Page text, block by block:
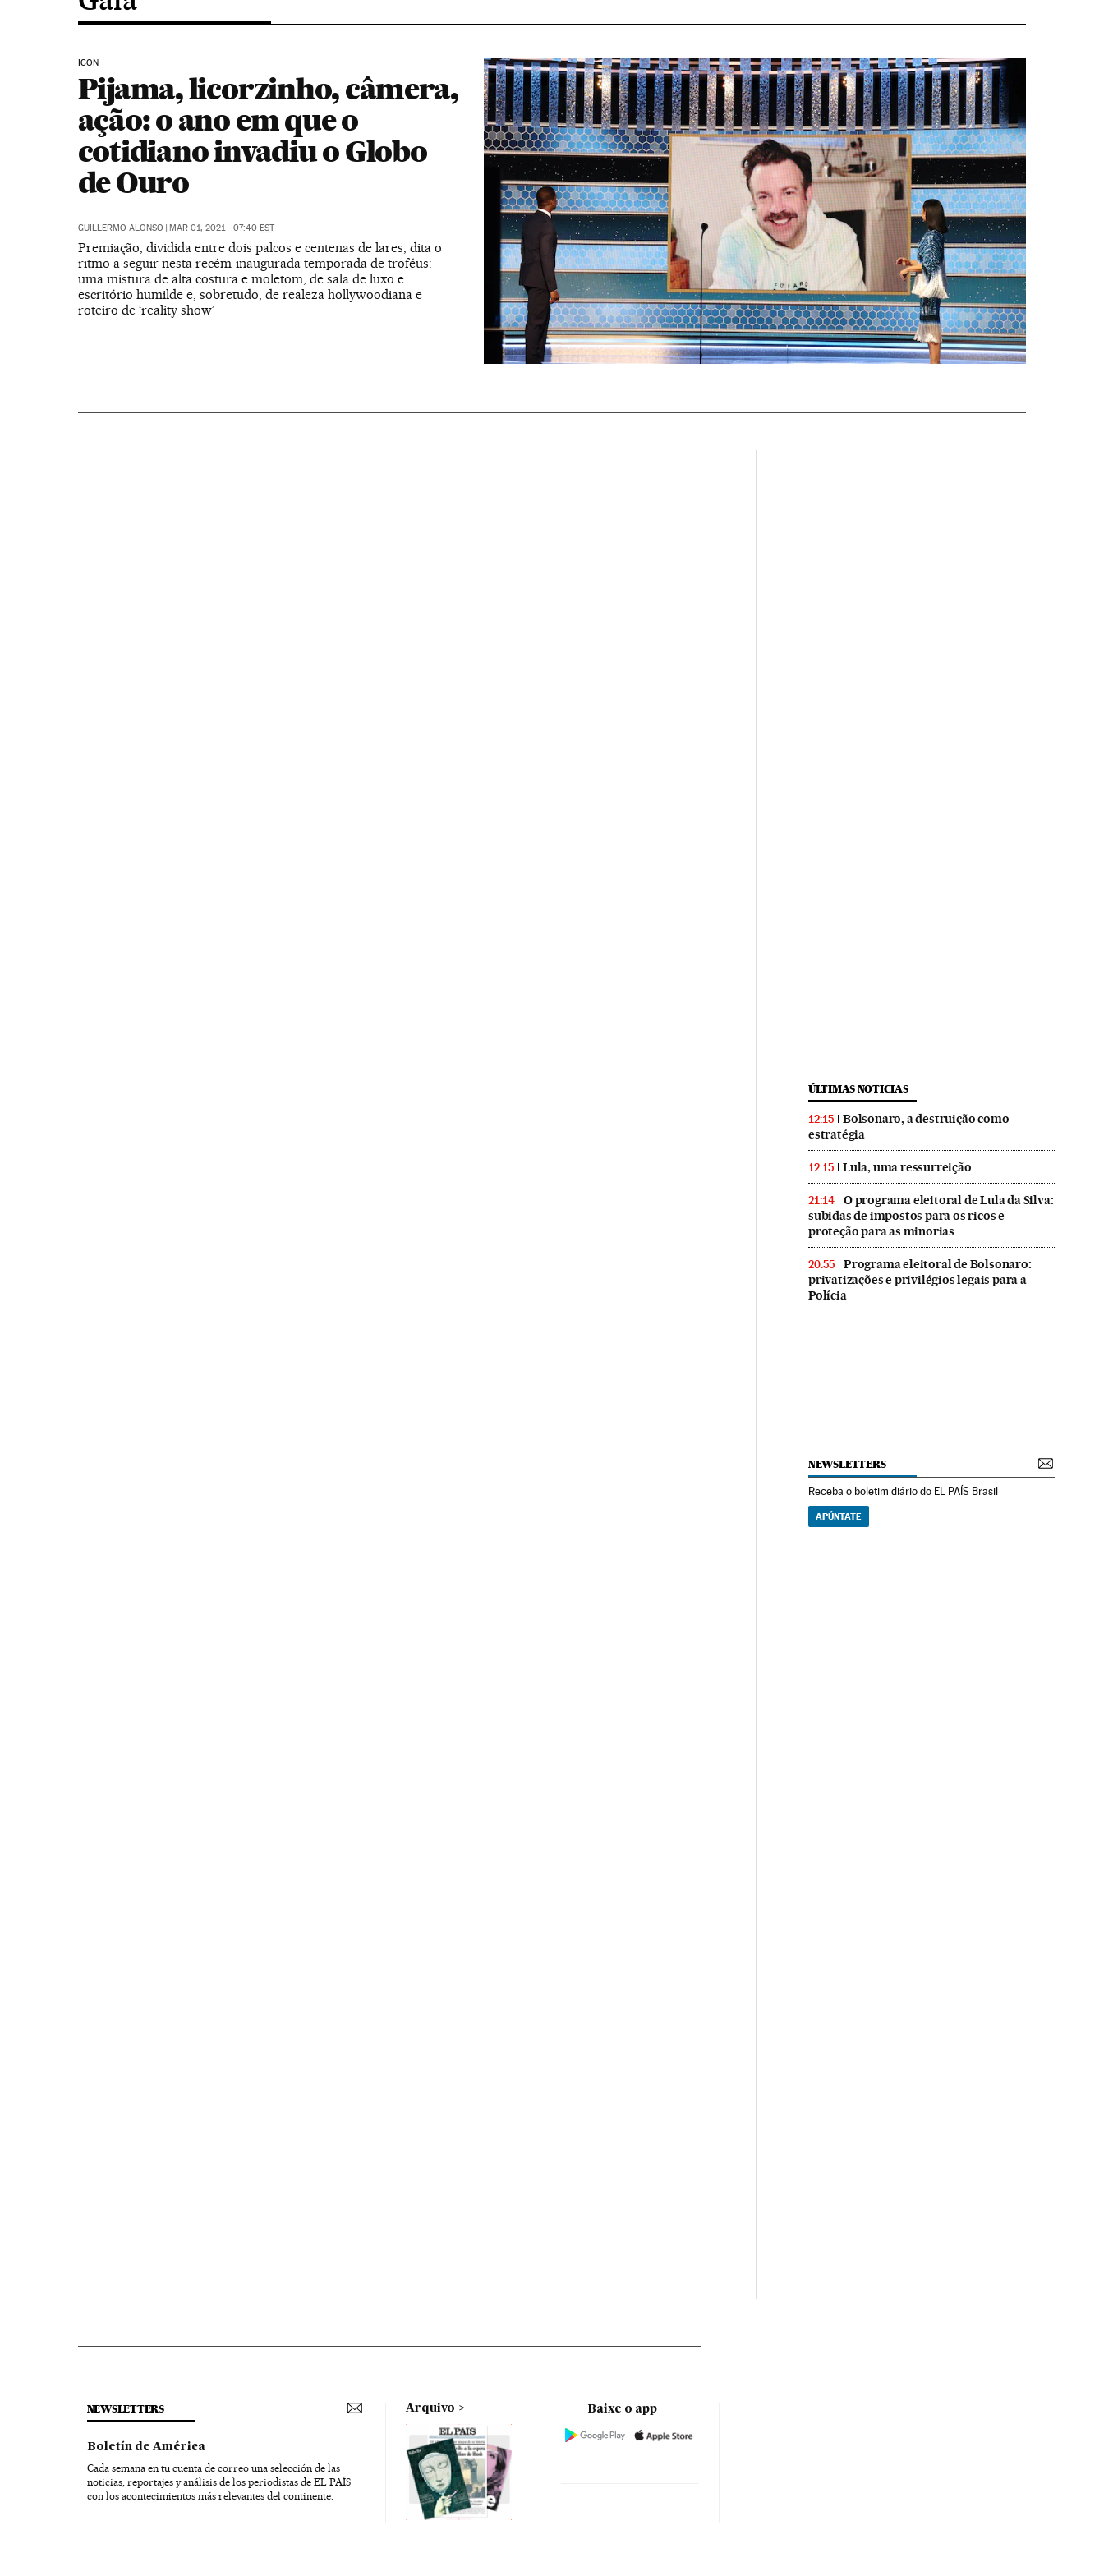
ICON
Pijama, licorzinho, câmera,
ação: o ano em que o
cotidiano invadiu o Globo
de Ouro
GUILLERMO ALONSO | MAR 01, 2021 - 07:40 EST
Premiação, dividida entre dois palcos e centenas de lares, dita o
ritmo a seguir nesta recém-inaugurada temporada de troféus:
uma mistura de alta costura e moletom, de sala de luxo e
escritório humilde e, sobretudo, de realeza hollywoodiana e
roteiro de ‘reality show’
ÚLTIMAS NOTICIAS
12:15
Bolsonaro, a destruição como
estratégia
12:15 Lula, uma ressurreição
21:14
O programa eleitoral de Lula da Silva:
subidas de impostos para os ricos e
proteção para as minorias
20:55
Programa eleitoral de Bolsonaro:
privatizações e privilégios legais para a
Polícia
NEWSLETTERS
Receba o boletim diário do EL PAÍS Brasil
APÚNTATE
NEWSLETTERS
Boletín de América
Cada semana en tu cuenta de correo una selección de las
noticias, reportajes y análisis de los periodistas de EL PAÍS
con los acontecimientos más relevantes del continente.
Arquivo Baixe o app